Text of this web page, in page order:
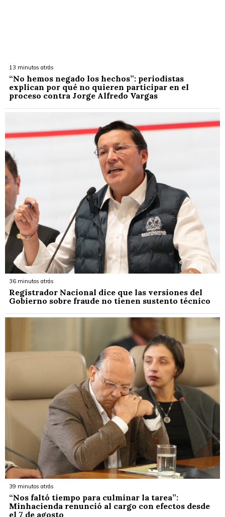
13 minutos atrás
“No hemos negado los hechos”: periodistas
explican por qué no quieren participar en el
proceso contra Jorge Alfredo Vargas
36 minutos atrás
Registrador Nacional dice que las versiones del
Gobierno sobre fraude no tienen sustento técnico
39 minutos atrás
“Nos faltó tiempo para culminar la tarea”:
Minhacienda renunció al cargo con efectos desde
el 7 de agosto